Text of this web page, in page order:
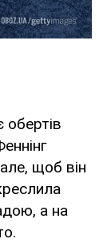
щоб він
а на